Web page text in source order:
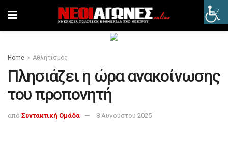
Home Αθλητισμός
Πλησιάζει η ώρα ανακοίνωσης
του προπονητή
από Συντακτική Ομάδα 8 Αυγούστου 2025